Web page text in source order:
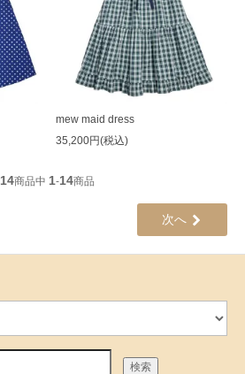
mew maid dress
35,200円(税込)
14商品中 1-14商品
次へ
検索